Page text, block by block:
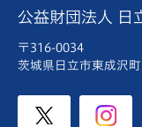
公益財団法人 日
〒316-0034
茨城県日立市東成沢町